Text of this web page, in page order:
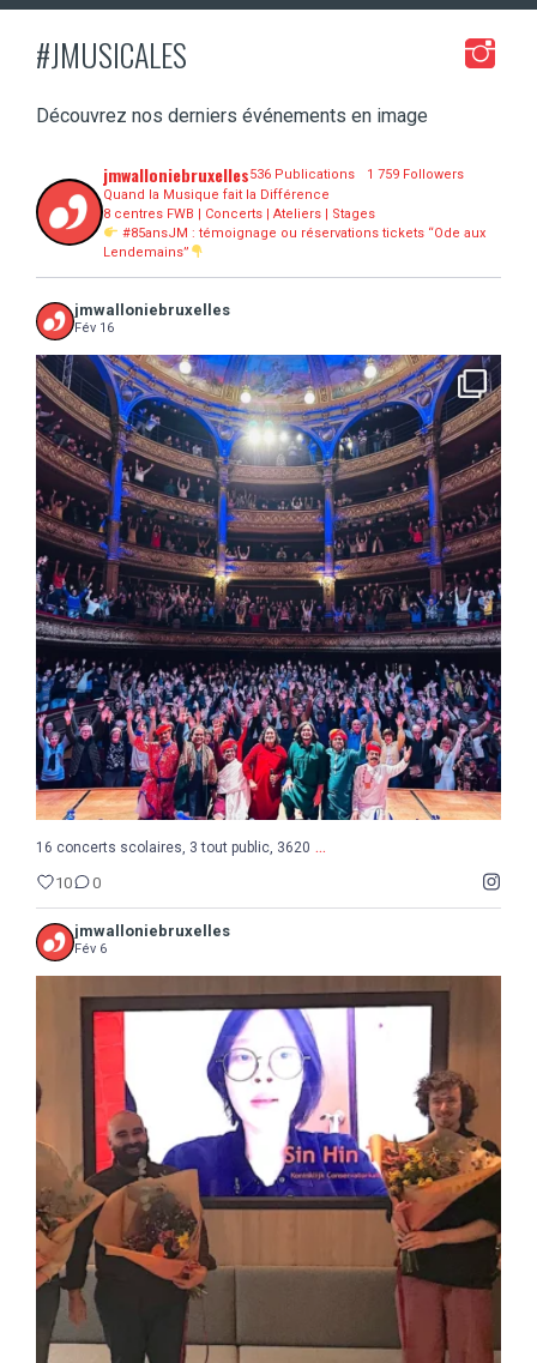
#JMUSICALES
Découvrez nos derniers événements en image
jmwalloniebruxelles536 Publications
1 759 Followers
Quand la Musique fait la Différence
8 centres FWB | Concerts | Ateliers | Stages
#85ansJM : témoignage ou réservations tickets “Ode aux
Lendemains”
jmwalloniebruxelles
Fév 16
16 concerts scolaires, 3 tout public, 3620 ...
10 0
16 concerts scolaires, 3 tout public, 3620 ...
10 0
jmwalloniebruxelles
Fév 6
Semaine de la Musique belge, suite et fin avec le ...